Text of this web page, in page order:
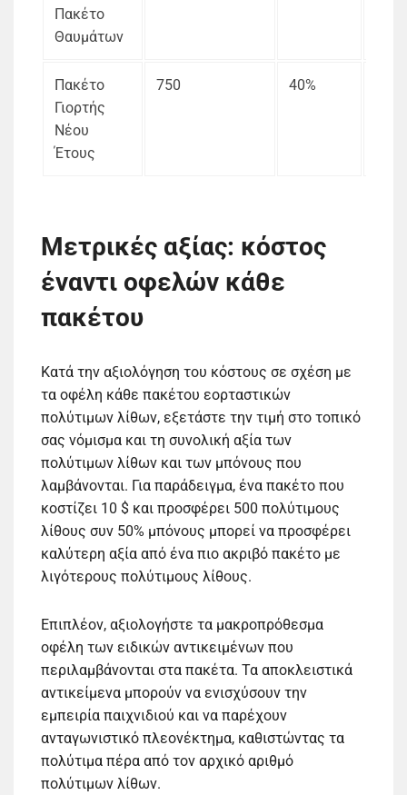
Πακέτο
Θαυμάτων
Πακέτο
Γιορτής
Νέου
Έτους
750 40%
Μετρικές αξίας: κόστος
έναντι οφελών κάθε
πακέτου
Κατά την αξιολόγηση του κόστους σε σχέση με
τα οφέλη κάθε πακέτου εορταστικών
πολύτιμων λίθων, εξετάστε την τιμή στο τοπικό
σας νόμισμα και τη συνολική αξία των
πολύτιμων λίθων και των μπόνους που
λαμβάνονται. Για παράδειγμα, ένα πακέτο που
κοστίζει 10 $ και προσφέρει 500 πολύτιμους
λίθους συν 50% μπόνους μπορεί να προσφέρει
καλύτερη αξία από ένα πιο ακριβό πακέτο με
λιγότερους πολύτιμους λίθους.
Επιπλέον, αξιολογήστε τα μακροπρόθεσμα
οφέλη των ειδικών αντικειμένων που
περιλαμβάνονται στα πακέτα. Τα αποκλειστικά
αντικείμενα μπορούν να ενισχύσουν την
εμπειρία παιχνιδιού και να παρέχουν
ανταγωνιστικό πλεονέκτημα, καθιστώντας τα
πολύτιμα πέρα από τον αρχικό αριθμό
πολύτιμων λίθων.